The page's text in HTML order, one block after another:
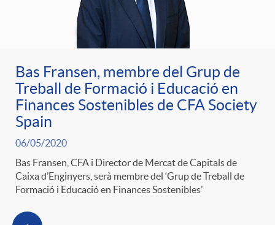
Bas Fransen, membre del Grup de
Treball de Formació i Educació en
Finances Sostenibles de CFA Society
Spain
06/05/2020
Bas Fransen, CFA i Director de Mercat de Capitals de
Caixa d’Enginyers, serà membre del ‘Grup de Treball de
Formació i Educació en Finances Sostenibles’